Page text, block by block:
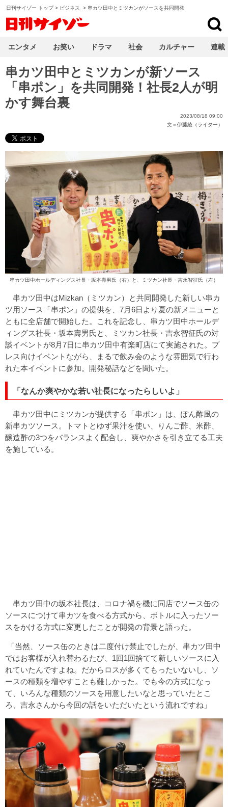
日刊サイゾー トップ> ビジネス > 串カツ田中とミツカンがソースを共同開発
串カツ田中とミツカンが新ソース
「串ポン」を共同開発！社長2人が明
かす舞台裏
2023/08/18 09:00
文＝伊藤綾（ライター）
串カツ田中ホールディングス社長・坂本壽男氏（右）と、ミツカン社長・吉永智征氏（左）
串カツ田中はMizkan（ミツカン）と共同開発した新しい串カ
ツ用ソース「串ポン」の提供を、7月6日より夏の新メニューと
ともに全店舗で開始した。これを記念し、串カツ田中ホールデ
ィングス社長・坂本壽男氏と、ミツカン社長・吉永智征氏の対
談イベントが8月7日に串カツ田中有楽町店にて実施された。プ
レス向けイベントながら、まるで飲み会のような雰囲気で行わ
れた本イベントに参加。開発秘話などを聞いた。
「なんか爽やかな若い社長になったらしいよ」
串カツ田中にミツカンが提供する「串ポン」は、ぽん酢風の
新串カツソース。トマトとゆず果汁を使い、りんご酢、米酢、
醸造酢の3つをバランスよく配合し、爽やかさを引き立てる工夫
を施している。
串カツ田中の坂本社長は、コロナ禍を機に同店でソース缶の
ソースにつけて串カツを食べる方式から、ボトルに入ったソー
スをかける方式に変更したことが開発の背景と語った。
「当然、ソース缶のときは二度付け禁止でしたが、串カツ田中
ではお客様が入れ替わるたび、1回1回捨てて新しいソースに入
れていたんですよね。だからロスが多くてもったいないし、ソ
ースの種類を増やすことも難しかった。でも今の方式になっ
て、いろんな種類のソースを用意したいなと思っていたとこ
ろ、吉永さんから今回の話をいただいたという流れですね」
エンタメ お笑い ドラマ 社会 カルチャー 連載